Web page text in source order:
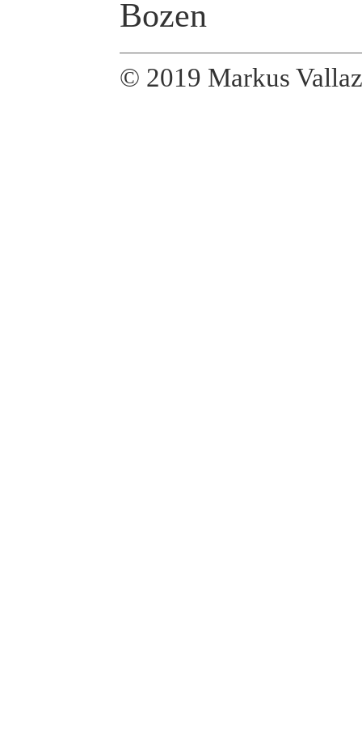
Bozen
© 2019 Markus